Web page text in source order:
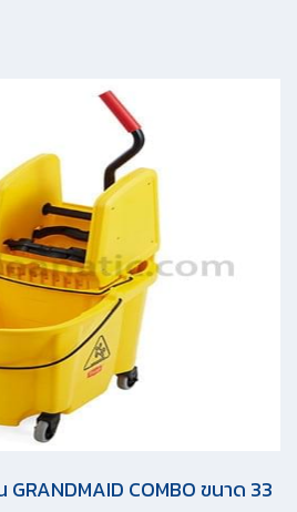
COMBO ขนาด 33